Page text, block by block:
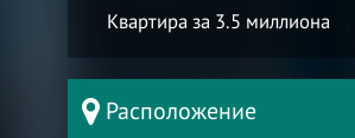
Квартира за 3.5 миллиона
Расположение